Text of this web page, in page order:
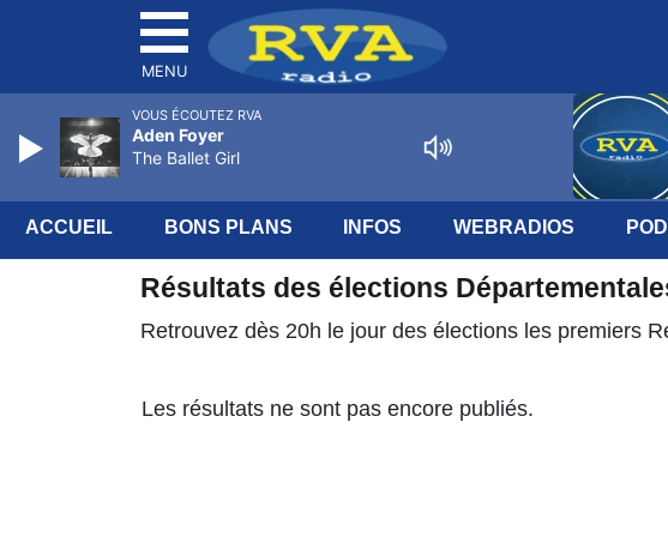
MENU
ACCUEIL BONS PLANS INFOS WEBRADIOS
Résultats des élections
Retrouvez dès 20h le jour des élections les premiers
Les résultats ne sont pas encore publiés.
VOUS ÉCOUTEZ RVA
Aden Foyer
The Ballet Girl